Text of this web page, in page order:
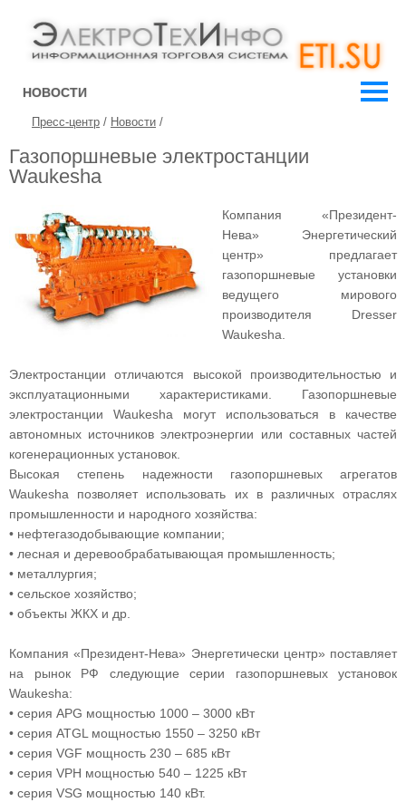
НОВОСТИ
Пресс-центр / Новости /
Газопоршневые электростанции
Waukesha
Компания «Президент-
Нева» Энергетический
центр» предлагает
газопоршневые установки
ведущего мирового
производителя Dresser
Waukesha.
Электростанции отличаются высокой производительностью и
эксплуатационными характеристиками. Газопоршневые
электростанции Waukesha могут использоваться в качестве
автономных источников электроэнергии или составных частей
когенерационных установок.
Высокая степень надежности газопоршневых агрегатов
Waukesha позволяет использовать их в различных отраслях
промышленности и народного хозяйства:
• нефтегазодобывающие компании;
• лесная и деревообрабатывающая промышленность;
• металлургия;
• сельское хозяйство;
• объекты ЖКХ и др.
Компания «Президент-Нева» Энергетически центр» поставляет
на рынок РФ следующие серии газопоршневых установок
Waukesha:
• серия APG мощностью 1000 – 3000 кВт
• серия ATGL мощностью 1550 – 3250 кВт
• серия VGF мощность 230 – 685 кВт
• серия VPH мощностью 540 – 1225 кВт
• серия VSG мощностью 140 кВт.